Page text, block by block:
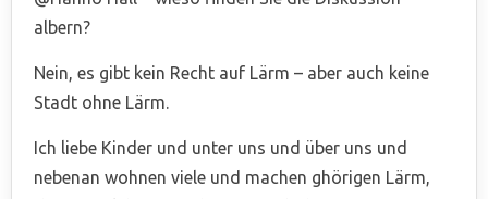
albern?
Nein, es gibt kein Recht auf Lärm – aber auch keine
Stadt ohne Lärm.
Ich liebe Kinder und unter uns und über uns und
nebenan wohnen viele und machen ghörigen Lärm,